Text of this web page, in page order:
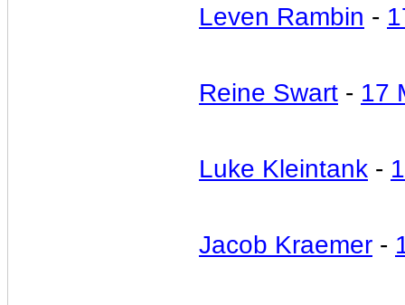
Leven Rambin -
Reine Swart - 17
Luke Kleintank -
Jacob Kraemer -